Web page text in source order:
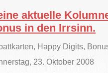
aktuelle
in den Irrsinn.
Happy Digits,
23. Oktober 2008